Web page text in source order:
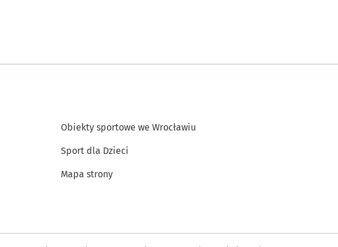
Obiekty sportowe we Wrocławiu
Sport dla Dzieci
Mapa strony